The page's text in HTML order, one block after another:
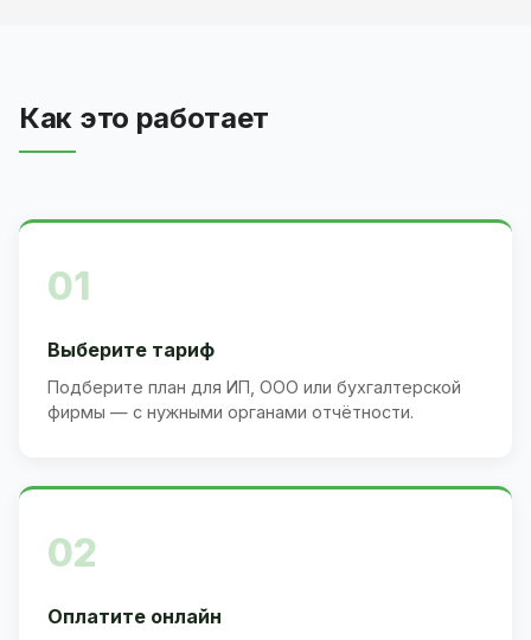
Как это работает
01
Выберите тариф
Подберите план для ИП, ООО или бухгалтерской
фирмы — с нужными органами отчётности.
02
Оплатите онлайн